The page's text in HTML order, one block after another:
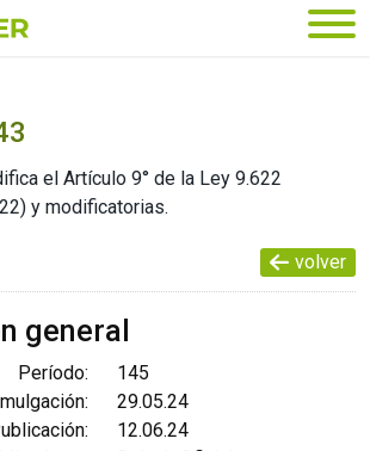
el Artículo 9° de la Ley 9.622
y modificatorias.
volver
general
Período:
145
29.05.24
12.06.24